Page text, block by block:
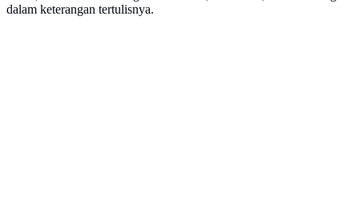
dalam keterangan tertulisnya.